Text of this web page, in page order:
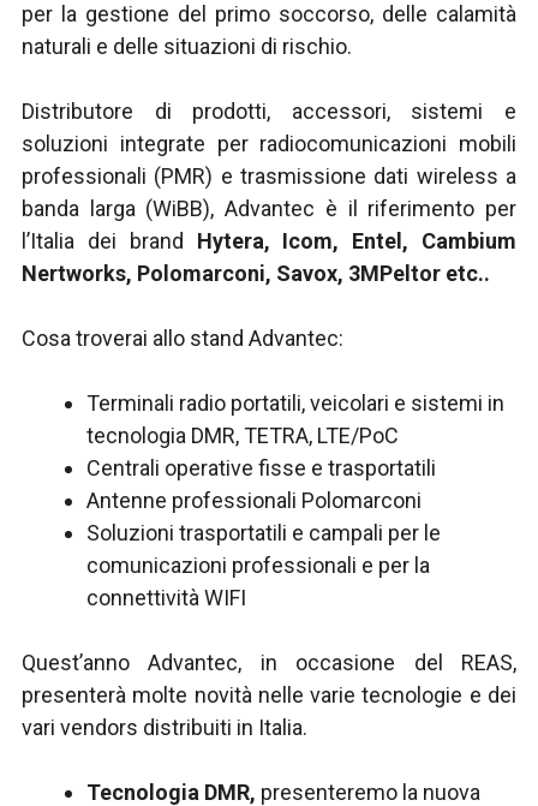
per la gestione del primo soccorso, delle calamità
naturali e delle situazioni di rischio.
Distributore di prodotti, accessori, sistemi e
soluzioni integrate per radiocomunicazioni mobili
professionali (PMR) e trasmissione dati wireless a
banda larga (WiBB), Advantec è il riferimento per
l’Italia dei brand Hytera, Icom, Entel, Cambium
Nertworks, Polomarconi, Savox, 3MPeltor etc..
Cosa troverai allo stand Advantec:
Terminali radio portatili, veicolari e sistemi in
tecnologia DMR, TETRA, LTE/PoC
Centrali operative fisse e trasportatili
Antenne professionali Polomarconi
Soluzioni trasportatili e campali per le
comunicazioni professionali e per la
connettività WIFI
Quest’anno Advantec, in occasione del REAS,
presenterà molte novità nelle varie tecnologie e dei
vari vendors distribuiti in Italia.
Tecnologia DMR, presenteremo la nuova